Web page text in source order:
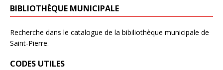
BIBLIOTHÈQUE MUNICIPALE
Recherche dans le catalogue de la bibiliothèque municipale de
Saint-Pierre.
CODES UTILES